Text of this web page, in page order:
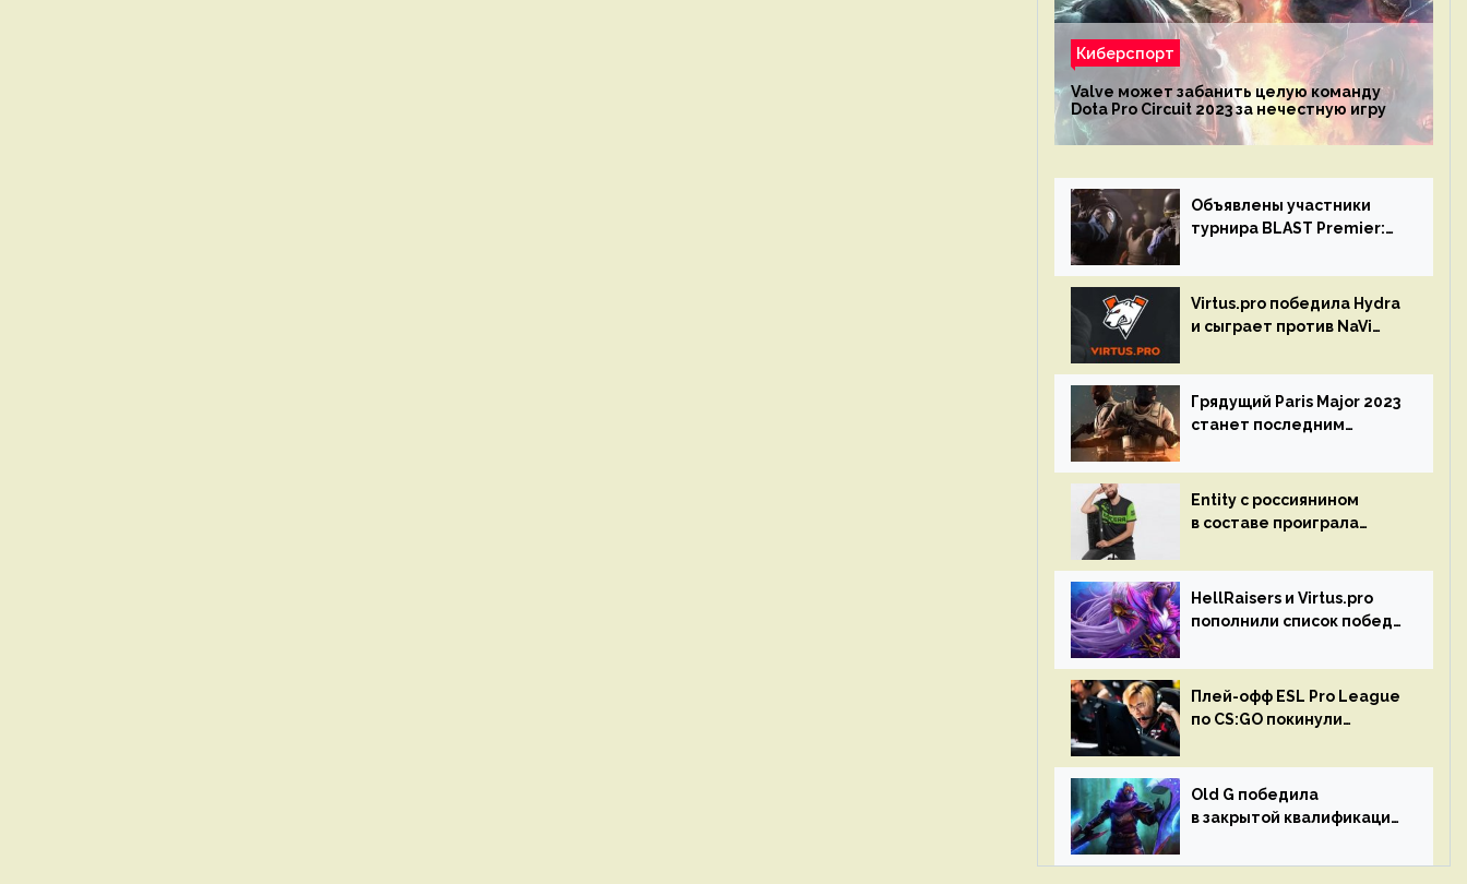
Киберспорт
Valve может забанить целую команду
Dota Pro Circuit 2023 за нечестную игру
Объявлены участники
турнира BLAST Premier:
Virtus.pro победила Hydra
и сыграет против NaVi
Circuit
Грядущий Paris Major 2023
станет последним
GO
Entity с россиянином
в составе проиграла
Circuit 2023
HellRaisers и Virtus.pro
пополнили список побед
Плей-офф ESL Pro League
по CS:GO покинули
Old G победила
в закрытой квалификации
Западной Европы